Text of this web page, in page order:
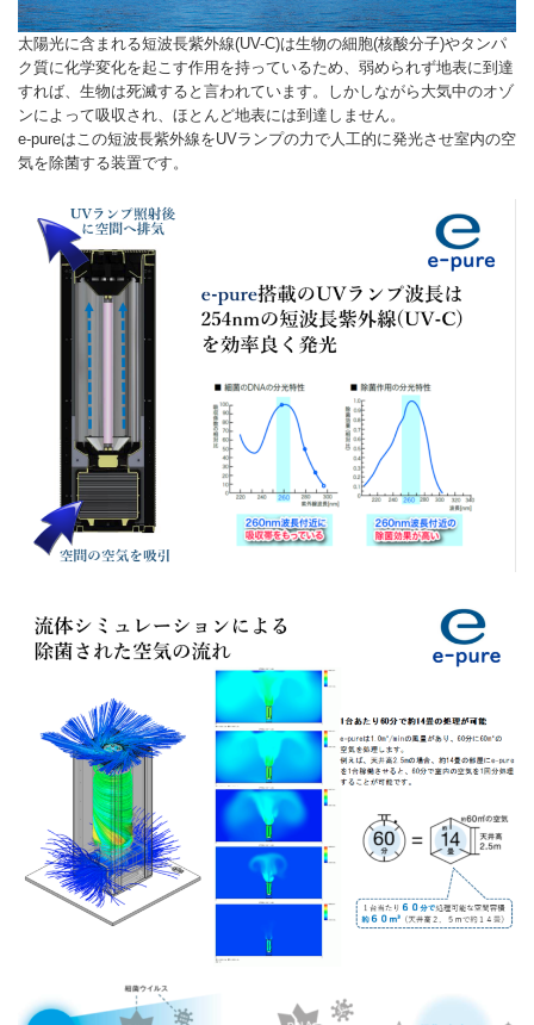
太陽光に含まれる短波長紫外線(UV-C)は生物の細胞(核酸分子)やタンパ
ク質に化学変化を起こす作用を持っているため、弱められず地表に到達
すれば、生物は死滅すると言われています。しかしながら大気中のオゾ
ンによって吸収され、ほとんど地表には到達しません。
e-pureはこの短波長紫外線をUVランプの力で人工的に発光させ室内の空
気を除菌する装置です。